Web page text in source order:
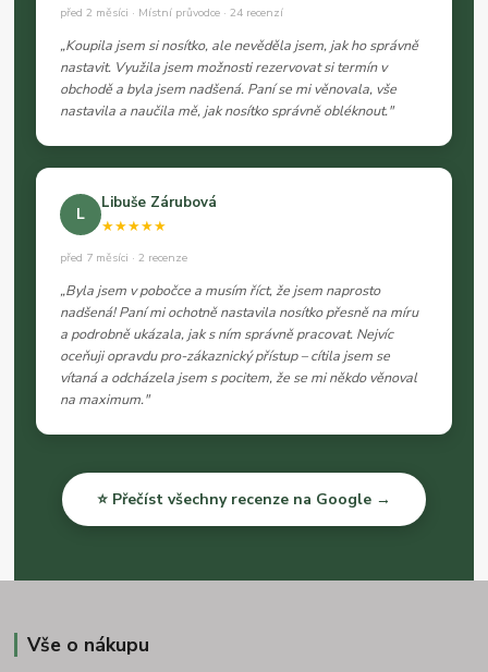
před 2 měsíci · Místní průvodce · 24 recenzí
„Koupila jsem si nosítko, ale nevěděla jsem, jak ho správně
nastavit. Využila jsem možnosti rezervovat si termín v
obchodě a byla jsem nadšená. Paní se mi věnovala, vše
nastavila a naučila mě, jak nosítko správně obléknout."
L
Libuše Zárubová
★★★★★
před 7 měsíci · 2 recenze
„Byla jsem v pobočce a musím říct, že jsem naprosto
nadšená! Paní mi ochotně nastavila nosítko přesně na míru
a podrobně ukázala, jak s ním správně pracovat. Nejvíc
oceňuji opravdu pro-zákaznický přístup – cítila jsem se
vítaná a odcházela jsem s pocitem, že se mi někdo věnoval
na maximum."
⭐ Přečíst všechny recenze na Google →
Vše o nákupu